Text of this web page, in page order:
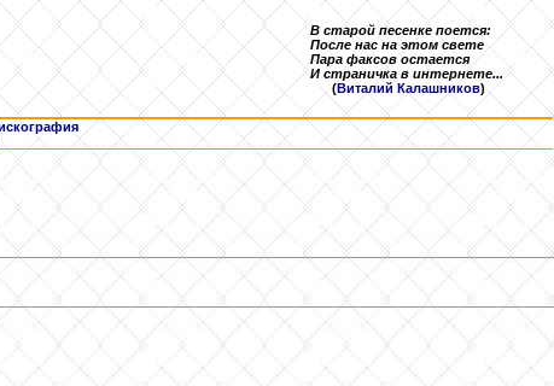
В старой песенке поется:
После нас на этом свете
Пара факсов остается
И страничка в интернете...
(Виталий Калашников)